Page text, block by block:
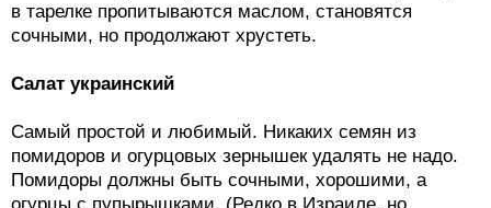
в тарелке пропитываются маслом, становятся
сочными, но продолжают хрустеть.
Салат украинский
Самый простой и любимый. Никаких семян из
помидоров и огурцовых зернышек удалять не надо.
Помидоры должны быть сочными, хорошими, а